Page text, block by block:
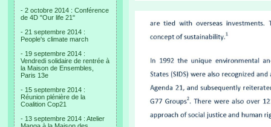
- 2 octobre 2014 : Conférence
de 4D "Our life 21"
- 21 septembre 2014 :
People's climate march
- 19 septembre 2014 :
Vendredi solidaire de rentrée à
la Maison de Ensembles,
Paris 13e
- 15 septembre 2014 :
Réunion plénière de la
Coalition Cop21
- 13 septembre 2014 : Atelier